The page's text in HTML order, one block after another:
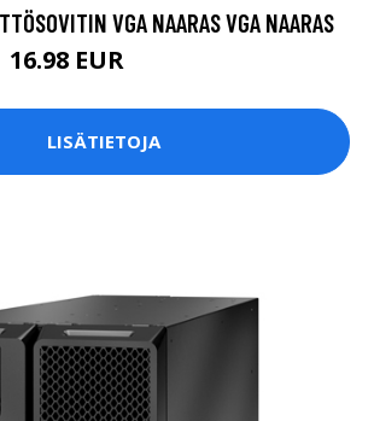
VGA NAARAS VGA NAARAS
16.98 EUR
LISÄTIETOJA